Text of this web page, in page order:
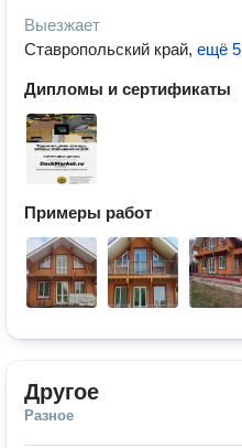
Выезжает
Ставропольский край, ещё 5
Дипломы и сертификаты
Примеры работ
Другое
Разное